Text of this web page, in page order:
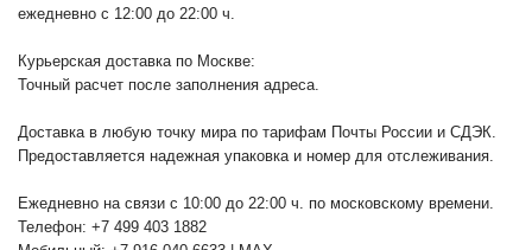
ежедневно с 12:00 до 22:00 ч.
Курьерская доставка по Москве:
Точный расчет после заполнения адреса.
Доставка в любую точку мира по тарифам Почты России и СДЭК.
Предоставляется надежная упаковка и номер для отслеживания.
Ежедневно на связи с 10:00 до 22:00 ч. по московскому времени.
Телефон: +7 499 403 1882